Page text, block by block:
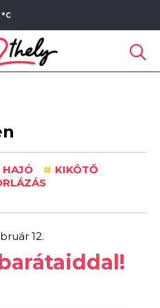
C
HAJÓ # KIKÖTŐ
12.